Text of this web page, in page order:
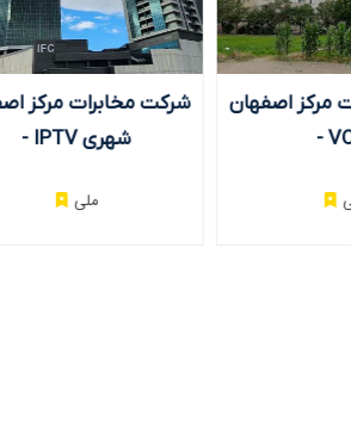
شرکت مخابرات مرکز
- IPTV شهری
ملی
مرکز اصفهان
-